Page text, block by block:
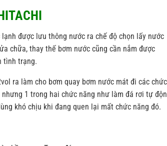
được lưu thông nước ra chế độ chọn lấy nước
chữa, thay thế bơm nước cũng cần nắm được
tình trạng.
ra làm cho bơm quay bơm nước mát đi các chức
1 trong hai chức năng như làm đá rơi tự
khó chịu khi đang quen lại mất chức năng đó.